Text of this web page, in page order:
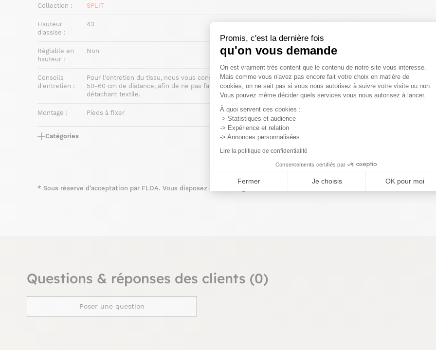
Promis, c'est la dernière fois
qu'on vous demande
Plateforme de Gestion du
On est vraiment très content que le contenu de notre site vous intéresse.
Mais comme vous n'avez pas encore fait votre choix en matière de
cookies, on ne sait pas si vous nous autorisez à suivre votre visite ou non.
Vous pouvez même décider quels services vous nous autorisez à lancer.
À quoi servent ces cookies :
-> Statistiques et audience
-> Expérience et relation
-> Annonces personnalisées
Lire la politique de confidentialité
Consentements certifiés par
Fermer Je choisis OK pour moi
Collection : SPLIT
Hauteur
d'assise :
43
Réglable en
hauteur :
Non
Conseils
d'entretien :
Pour l'entretien du tissu, nous vous conseillons de pulvériser à réception un imperméabilisant textile (à
50-60 cm de distance, afin de ne pas faire d'auréole). En cas de tache, vous pouvez utiliser un
détachant textile.
Montage : Pieds à fixer
Catégories
* Sous réserve d'acceptation par FLOA. Vous disposez du délai légal de rétractation.
Questions & réponses des clients (0)
Poser une question